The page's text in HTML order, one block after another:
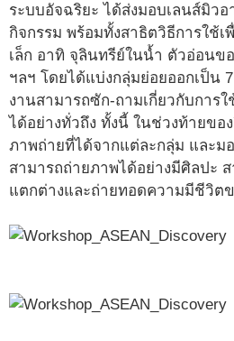
ระบบอัจฉริยะ ได้ส่งมอบเลนส์มิวอ
กิจกรรม พร้อมทั้งสาธิตวิธีการใช้
เล็ก อาทิ จุลินทรีย์ในน้ำ ตัวอ่อนข
ฯลฯ โดยได้แบ่งกลุ่มย่อยออกเป็น
งานสามารถซัก-ถามเกี่ยวกับการ
ได้อย่างทั่วถึง ทั้งนี้ ในช่วงท้ายขอ
ภาพถ่ายที่ได้จากแต่ละกลุ่ม และม
สามารถถ่ายภาพได้อย่างมีศิลปะ
แตกต่างและถ่ายทอดความมีชีวิต